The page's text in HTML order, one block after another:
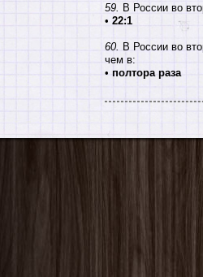
59. В России во
• 22:1
60. В России во
чем в:
• полтора раза